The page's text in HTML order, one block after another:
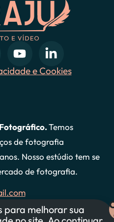
e Cookies
Temos
de fotografia
Nosso estúdio tem se
de fotografia.
para melhorar sua